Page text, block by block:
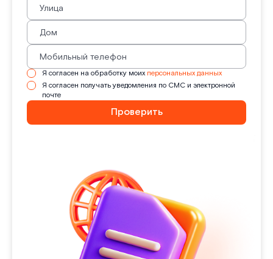
Я согласен на обработку моих персональных данных
Я согласен получать уведомления по СМС и электронной
почте
Проверить